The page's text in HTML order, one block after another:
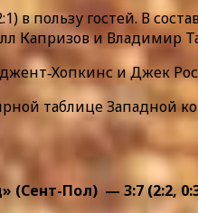
в пользу гостей. В
Капризов и Владимир
и Джек
таблице Западной
Пол) — 3:7 (2:2,